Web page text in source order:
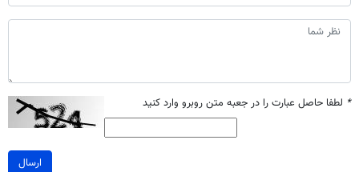
* لطفا حاصل عبارت را در جعبه متن روبرو وارد کنید
ارسال